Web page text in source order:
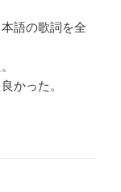
語の歌詞を全
かった。